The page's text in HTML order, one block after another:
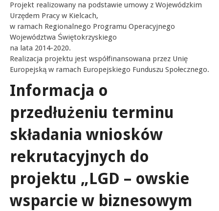
Projekt realizowany na podstawie umowy z Wojewódzkim
Urzędem Pracy w Kielcach,
w ramach Regionalnego Programu Operacyjnego
Województwa Świętokrzyskiego
na lata 2014-2020.
Realizacja projektu jest współfinansowana przez Unię
Europejską w ramach Europejskiego Funduszu Społecznego.
Informacja o
przedłużeniu terminu
składania wniosków
rekrutacyjnych do
projektu „LGD – owskie
wsparcie w biznesowym